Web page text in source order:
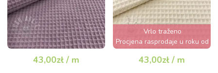
43,00zł / m
Vrlo traženo
Procjena rasprodaje u roku od
nekoliko sati
43,00zł / m